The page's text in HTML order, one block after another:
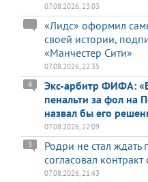
07.08.2026, 23:03
«Лидс» оформил
своей истории,
«Манчестер Сити»
07.08.2026, 22:35
Экс-арбитр ФИФА:
пенальти за фол на
назвал бы его
4
07.08.2026, 22:09
Родри не стал ждать
согласовал
3
07.08.2026, 21:43